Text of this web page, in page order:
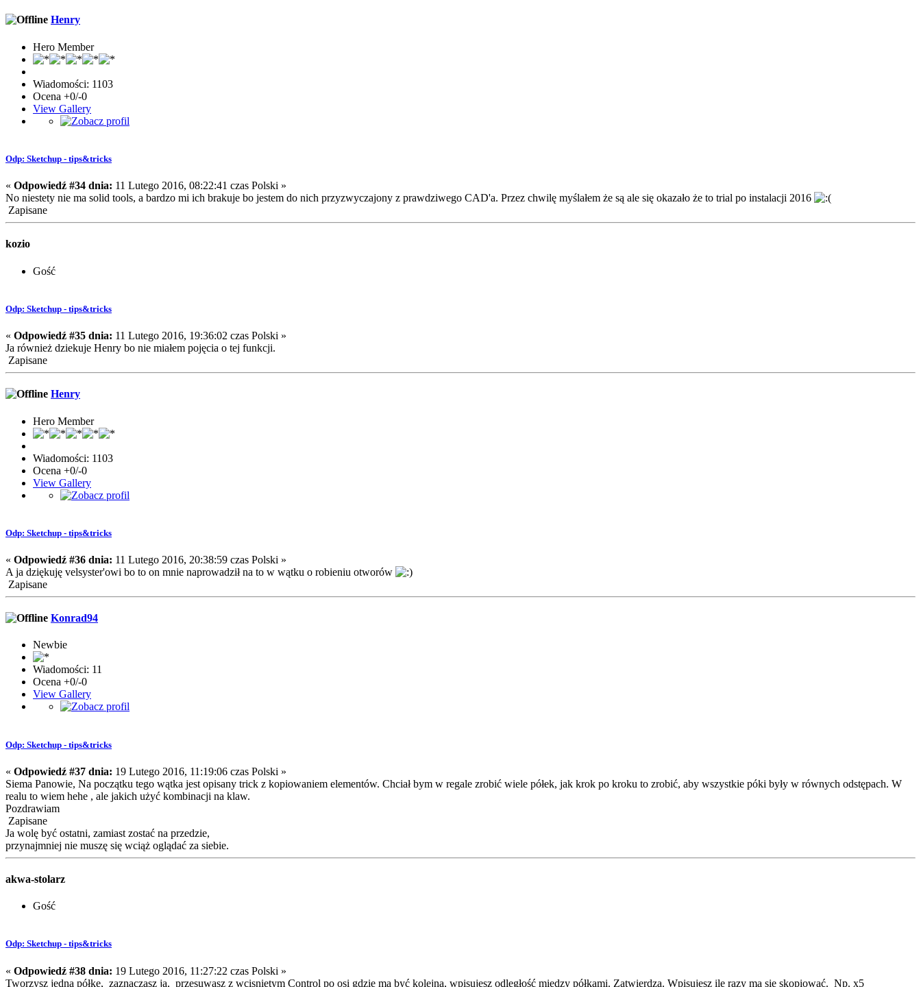
Henry
Hero Member
Wiadomości: 1103
Ocena +0/-0
View Gallery
Odp: Sketchup - tips&tricks
« Odpowiedź #34 dnia: 11 Lutego 2016, 08:22:41 czas Polski »
No niestety nie ma solid tools, a bardzo mi ich brakuje bo jestem do nich przyzwyczajony z prawdziwego CAD'a. Przez chwilę myślałem że są ale się okazało że to trial po instalacji 2016
Zapisane
kozio
Gość
Odp: Sketchup - tips&tricks
« Odpowiedź #35 dnia: 11 Lutego 2016, 19:36:02 czas Polski »
Ja również dziekuje Henry bo nie miałem pojęcia o tej funkcji.
Zapisane
Henry
Hero Member
Wiadomości: 1103
Ocena +0/-0
View Gallery
Odp: Sketchup - tips&tricks
« Odpowiedź #36 dnia: 11 Lutego 2016, 20:38:59 czas Polski »
A ja dziękuję velsyster'owi bo to on mnie naprowadził na to w wątku o robieniu otworów
Zapisane
Konrad94
Newbie
Wiadomości: 11
Ocena +0/-0
View Gallery
Odp: Sketchup - tips&tricks
« Odpowiedź #37 dnia: 19 Lutego 2016, 11:19:06 czas Polski »
Siema Panowie, Na początku tego wątka jest opisany trick z kopiowaniem elementów. Chciał bym w regale zrobić wiele półek, jak krok po kroku to zrobić, aby wszystkie póki były w równych odstępach. W
realu to wiem hehe , ale jakich użyć kombinacji na klaw.
Pozdrawiam
Zapisane
Ja wolę być ostatni, zamiast zostać na przedzie,
przynajmniej nie muszę się wciąż oglądać za siebie.
akwa-stolarz
Gość
Odp: Sketchup - tips&tricks
« Odpowiedź #38 dnia: 19 Lutego 2016, 11:27:22 czas Polski »
Tworzysz jedną półkę, zaznaczasz ją, przesuwasz z wcisnietym Control po osi gdzie ma być kolejna, wpisujesz odległość między półkami. Zatwierdza. Wpisujesz ile razy ma się skopiować. Np. x5